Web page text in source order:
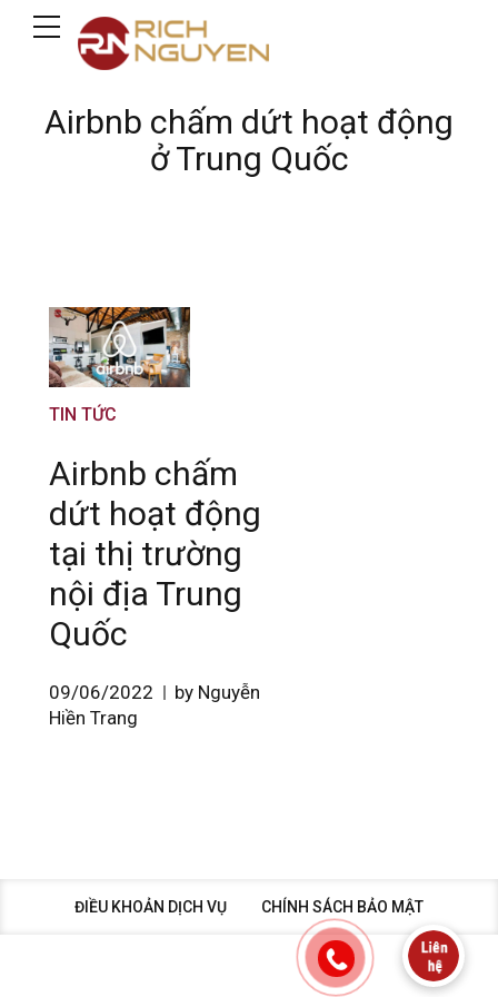
Airbnb chấm dứt hoạt động
ở Trung Quốc
TIN TỨC
Airbnb chấm
dứt hoạt động
tại thị trường
nội địa Trung
Quốc
09/06/2022
by Nguyễn
Hiền Trang
ĐIỀU KHOẢN DỊCH VỤ CHÍNH SÁCH BẢO MẬT